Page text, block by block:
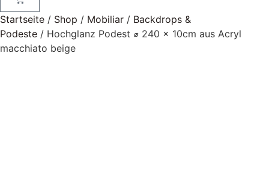
Startseite / Shop / Mobiliar / Backdrops &
Podeste / Hochglanz Podest ⌀ 240 x 10cm aus Acryl
macchiato beige